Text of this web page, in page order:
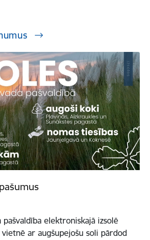
pašvaldība elektroniskajā izsolē
ar augšupejošu soli pārdod